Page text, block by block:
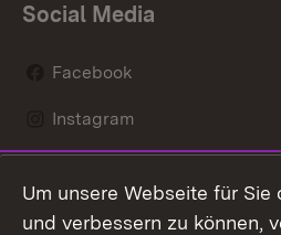
Social Media
Facebook
Instagram
Mastodon
Um unsere Webseite für
und verbessern zu können,